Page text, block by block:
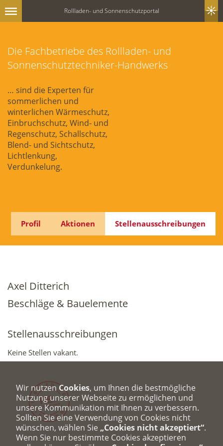
Rollladen- und Sonnenschutzportal
Die Fachbetriebe des Rollladen- und
Sonnenschutztechniker-Handwerks
… sind die Experten für
sommerlichen und
winterlichen Wärmeschutz,
Einbruchschutz, Wind- und
Regenschutz, Schallschutz,
Blend- und Sichtschutz,
Lichtlenkung,
Verdunkelung.
Profil Aktionen Stellenausschreibungen
Axel Ditterich
Beschläge & Bauelemente
Stellenausschreibungen
Keine Stellen vakant.
Wir nutzenCookies, um Ihnen die bestmögliche
Nutzung unserer Webseite zu ermöglichen und
unsere Kommunikation mit Ihnen zu verbessern.
Sollten Sie eine Verwendung von Cookies nicht
wünschen, wählen Sie „Cookies nicht akzeptiert“.
Wenn Sie nur bestimmte Cookies akzeptieren